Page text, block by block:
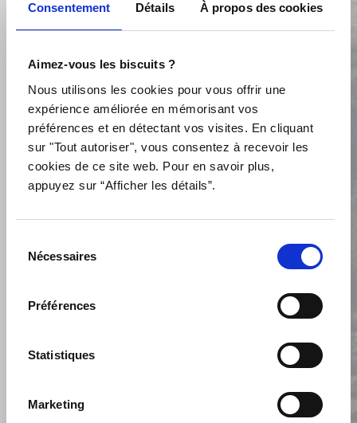
Consentement Détails À propos des cookies
Aimez-vous les biscuits ?
Nous utilisons les cookies pour vous offrir une
expérience améliorée en mémorisant vos
préférences et en détectant vos visites. En cliquant
sur "Tout autoriser", vous consentez à recevoir les
cookies de ce site web. Pour en savoir plus,
appuyez sur “Afficher les détails”.
Nécessaires
Préférences
Statistiques
Marketing
Consentement
*
Vous consentez à ce qu’on
collecte vos données pour
répondre à votre demande. Pour
en savoir plus sur vos droits,
confidentialité.
CAPTCHA